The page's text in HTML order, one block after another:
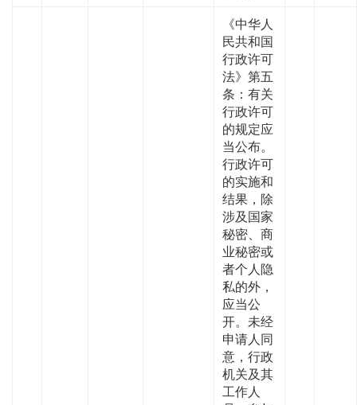
《中华人
民共和国
行政许可
法》第五
条：有关
行政许可
的规定应
当公布。
行政许可
的实施和
结果，除
涉及国家
秘密、商
业秘密或
者个人隐
私的外，
应当公
开。未经
申请人同
意，行政
机关及其
工作人